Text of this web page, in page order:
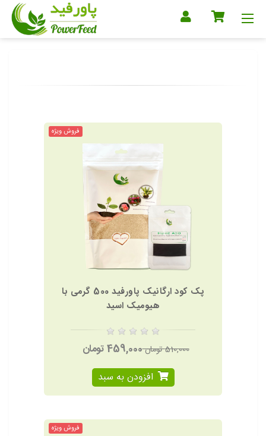
فروش ویژه
پک کود ارگانیک پاورفید 500 گرمی با
هیومیک اسید
510,000 تومان
459,000 تومان
افزودن به سبد
فروش ویژه